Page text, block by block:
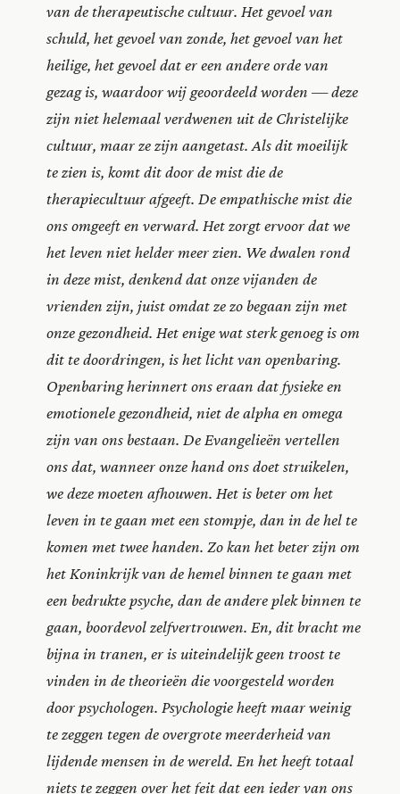
van de therapeutische cultuur. Het gevoel van
schuld, het gevoel van zonde, het gevoel van het
heilige, het gevoel dat er een andere orde van
gezag is, waardoor wij geoordeeld worden — deze
zijn niet helemaal verdwenen uit de Christelijke
cultuur, maar ze zijn aangetast. Als dit moeilijk
te zien is, komt dit door de mist die de
therapiecultuur afgeeft. De empathische mist die
ons omgeeft en verward. Het zorgt ervoor dat we
het leven niet helder meer zien. We dwalen rond
in deze mist, denkend dat onze vijanden de
vrienden zijn, juist omdat ze zo begaan zijn met
onze gezondheid. Het enige wat sterk genoeg is om
dit te doordringen, is het licht van openbaring.
Openbaring herinnert ons eraan dat fysieke en
emotionele gezondheid, niet de alpha en omega
zijn van ons bestaan. De Evangelieën vertellen
ons dat, wanneer onze hand ons doet struikelen,
we deze moeten afhouwen. Het is beter om het
leven in te gaan met een stompje, dan in de hel te
komen met twee handen. Zo kan het beter zijn om
het Koninkrijk van de hemel binnen te gaan met
een bedrukte psyche, dan de andere plek binnen te
gaan, boordevol zelfvertrouwen. En, dit bracht me
bijna in tranen, er is uiteindelijk geen troost te
vinden in de theorieën die voorgesteld worden
door psychologen. Psychologie heeft maar weinig
te zeggen tegen de overgrote meerderheid van
lijdende mensen in de wereld. En het heeft totaal
niets te zeggen over het feit dat een ieder van ons